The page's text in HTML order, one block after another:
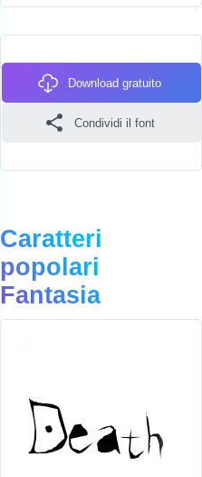
Download gratuito
Condividi il font
Caratteri
popolari
Fantasia